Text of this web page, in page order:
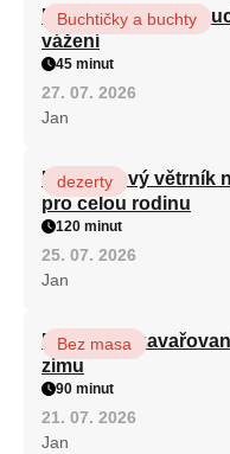
Hrnková maková
vážení
Buchtičky a buchty
45 minut
27. 07. 2026
Jan
Karamelový větrník
pro celou rodinu
dezerty
120 minut
25. 07. 2026
Jan
Babiččino
zimu
Bez masa
90 minut
21. 07. 2026
Jan